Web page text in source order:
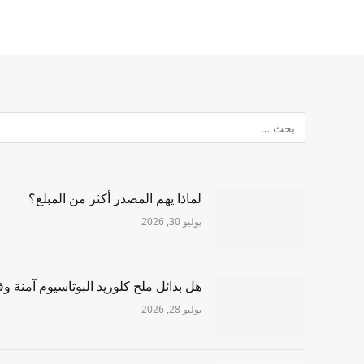
لماذا يهم المصدر أكثر من المبلغ؟
يوليو 30, 2026
هل بدائل ملح كلوريد البوتاسيوم آمنة
يوليو 28, 2026